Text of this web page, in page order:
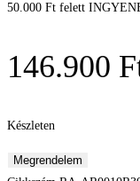
50.000 Ft felett
146.900
Készleten
Orient
Megrendelem